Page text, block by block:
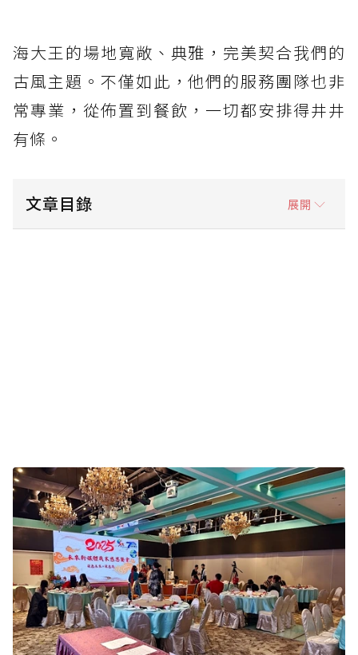
海大王的場地寬敞、典雅，完美契合我們的
古風主題。不僅如此，他們的服務團隊也非
常專業，從佈置到餐飲，一切都安排得井井
有條。
文章目錄 展開